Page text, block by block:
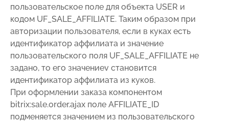
пользовательское поле для объекта USER и
кодом UF_SALE_AFFILIATE. Таким образом при
авторизации пользователя, если в куках есть
идентификатор аффилиата и значение
пользовательского поля UF_SALE_AFFILIATE не
задано, то его значениеv становится
идентификатор аффилиата из куков.
При оформлении заказа компонентом
bitrix:sale.order.ajax поле AFFILIATE_ID
подменяется значением из пользовательского